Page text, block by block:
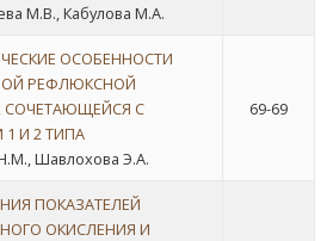
М.В., Кабулова М.А.
ОСОБЕННОСТИ
РЕФЛЮКСНОЙ
С
И 2 ТИПА
Шавлохова Э.А.
69-69
ПОКАЗАТЕЛЕЙ
ОКИСЛЕНИЯ И